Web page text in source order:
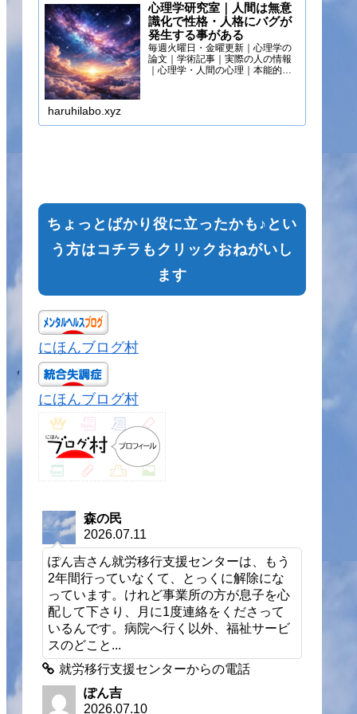
心理学研究室｜人間は無意
識化で性格・人格にバグが
発生する事がある
毎週火曜日・金曜更新｜心理学の
論文｜学術記事｜実際の人の情報
｜心理学・人間の心理｜本能的心
haruhilabo.xyz
ちょっとばかり役に立ったかも♪とい
う方はコチラもクリックおねがいし
ます
にほんブログ村
にほんブログ村
森の民
2026.07.11
ぽん吉さん就労移行支援センターは、もう
2年間行っていなくて、とっくに解除にな
っています。けれど事業所の方が息子を心
配して下さり、月に1度連絡をくださって
いるんです。病院へ行く以外、福祉サービ
スのどこと...
就労移行支援センターからの電話
ぽん吉
2026.07.10